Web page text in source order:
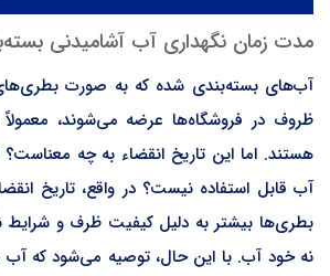
مدت زمان نگهداری آب آشامیدنی
آب‌های بسته‌بندی شده که به صورت بطری‌های
ظروف در فروشگاه‌ها عرضه می‌شوند، معمولاً
هستند. اما این تاریخ انقضاء به چه معناست؟
آب قابل استفاده نیست؟ در واقع، تاریخ
بطری‌ها بیشتر به دلیل کیفیت ظرف و
نه خود آب. با این حال، توصیه می‌شود که آب